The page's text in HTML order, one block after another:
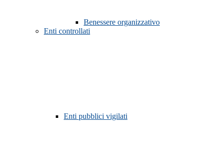
Benessere organizzativo
Enti controllati
Enti pubblici vigilati